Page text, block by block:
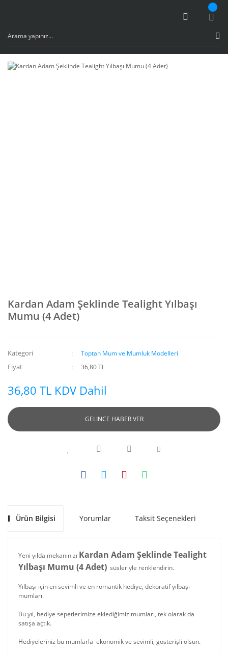
Kardan Adam Şeklinde Tealight Yılbaşı
Mumu (4 Adet)
Kategori Toptan Mum ve Mumluk Modelleri
Fiyat 36,80 TL
36,80 TL KDV Dahil
GELİNCE HABER VER
Ürün Bilgisi Yorumlar Taksit Seçenekleri
Yeni yılda mekanınızı Kardan Adam Şeklinde Tealight
Yılbaşı Mumu (4 Adet) süsleriyle renklendirin.
Yılbaşı için en sevimli ve en romantik hediye, dekoratif yılbaşı
mumları.
Bu yıl, hediye sepetlerimize eklediğimiz mumları, tek olarak da
satışa açtık.
Hediyeleriniz bu mumlarla ekonomik ve sevimli, gösterişli olsun.